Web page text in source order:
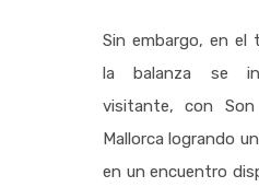
Sin embargo, en el
la balanza se
visitante, con
Mallorca logrando
en un encuentro